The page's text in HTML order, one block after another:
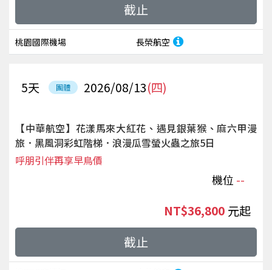
桃園國際機場 長榮航空
截止
團體 2026/08/13(四)
5天
【中華航空】花漾馬來大紅花、遇見銀葉猴、麻六甲漫
旅．黑風洞彩虹階梯．浪漫瓜雪螢火蟲之旅5日
機位 --
呼朋引伴再享早鳥價
NT$36,800 起
截止